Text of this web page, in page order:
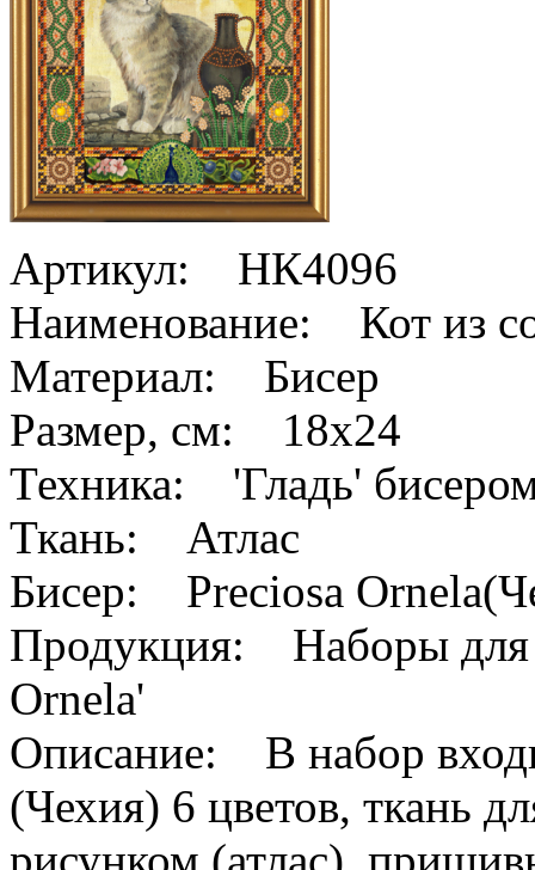
Артикул: НК4096
Наименование: Кот из
Материал: Бисер
Размер, см: 18x24
Техника: 'Гладь'
Ткань: Атлас
Бисер: Preciosa
Продукция: Наборы для
Ornela'
Описание: В набор
(Чехия) 6 цветов, ткань
рисунком (атлас),